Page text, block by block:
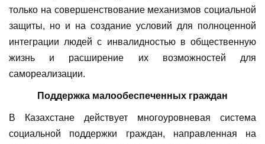
только на совершенствование механизмов социальной
защиты, но и на создание условий для полноценной
интеграции людей с инвалидностью в общественную
жизнь и расширение их возможностей для
самореализации.
Поддержка малообеспеченных граждан
В Казахстане действует многоуровневая система
социальной поддержки граждан, направленная на